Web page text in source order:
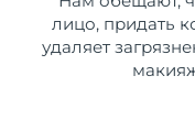
лицо, придать
удаляет